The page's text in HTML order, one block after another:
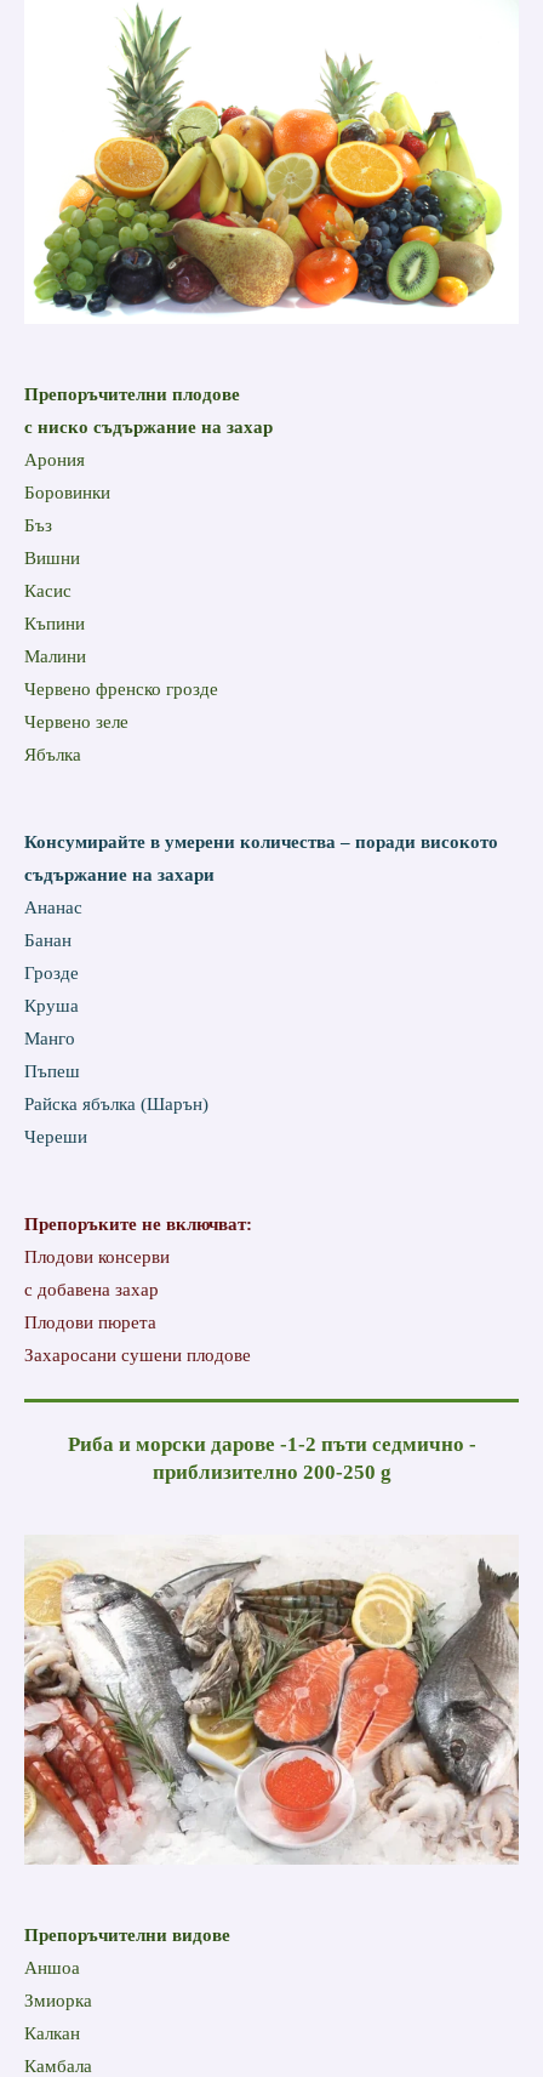
Препоръчителни плодове
с ниско съдържание на захар
Арония
Боровинки
Бъз
Вишни
Касис
Къпини
Малини
Червено френско грозде
Червено зеле
Ябълка
Консумирайте в умерени количества – поради високото
съдържание на захари
Aнанас
Банан
Грозде
Круша
Манго
Пъпеш
Райска ябълка (Шарън)
Череши
Препоръките не включват:
Плодови консерви
с добавена захар
Плодови пюрета
Захаросани сушени плодове
Риба и морски дарове -1-2 пъти седмично -
приблизително 200-250 g
Препоръчителни видове
Аншоа
Змиорка
Калкан
Камбала